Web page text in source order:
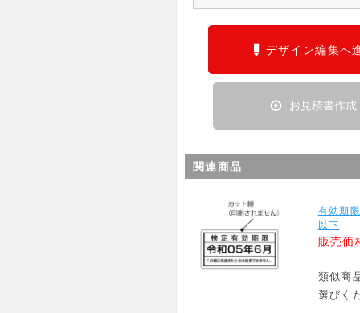
お見積書作成
デザイン編集へ
関連商品
有効期
以下
販売価
類似商
選びく